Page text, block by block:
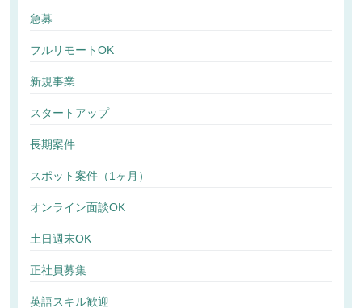
急募
フルリモートOK
新規事業
スタートアップ
長期案件
スポット案件（1ヶ月）
オンライン面談OK
土日週末OK
正社員募集
英語スキル歓迎